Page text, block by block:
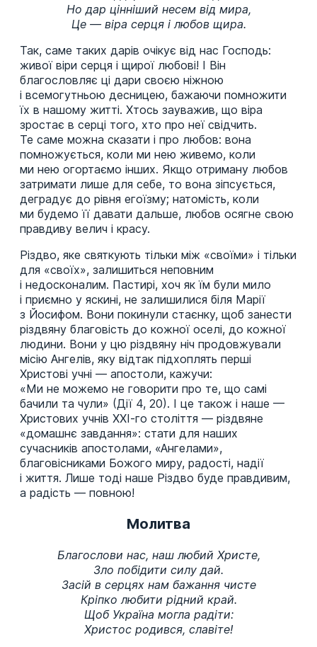
Но дар цінніший несем від мира,
Це — віра серця і любов щира.
Так, саме таких дарів очікує від нас Господь:
живої віри серця і щирої любові! І Він
благословляє ці дари своєю ніжною
і всемогутньою десницею, бажаючи помножити
їх в нашому житті. Хтось зауважив, що віра
зростає в серці того, хто про неї свідчить.
Те саме можна сказати і про любов: вона
помножується, коли ми нею живемо, коли
ми нею огортаємо інших. Якщо отриману любов
затримати лише для себе, то вона зіпсується,
деградує до рівня егоїзму; натомість, коли
ми будемо її давати дальше, любов осягне свою
правдиву велич і красу.
Різдво, яке святкують тільки між «своїми» і тільки
для «своїх», залишиться неповним
і недосконалим. Пастирі, хоч як їм були мило
і приємно у яскині, не залишилися біля Марії
з Йосифом. Вони покинули стаєнку, щоб занести
різдвяну благовість до кожної оселі, до кожної
людини. Вони у цю різдвяну ніч продовжували
місію Ангелів, яку відтак підхоплять перші
Христові учні — апостоли, кажучи:
«Ми не можемо не говорити про те, що самі
бачили та чули» (Дії 4, 20). І це також і наше —
Христових учнів ХХІ-го століття — різдвяне
«домашнє завдання»: стати для наших
сучасників апостолами, «Ангелами»,
благовісниками Божого миру, радості, надії
і життя. Лише тоді наше Різдво буде правдивим,
а радість — повною!
Молитва
Благослови нас, наш любий Христе,
Зло побідити силу дай.
Засій в серцях нам бажання чисте
Кріпко любити рідний край.
Щоб Україна могла радіти:
Христос родився, славіте!